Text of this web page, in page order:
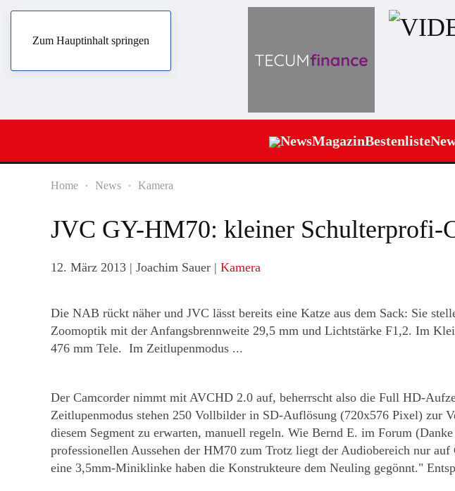
Zum Hauptinhalt springen
NewsMagazinBestenliste
Home News Kamera
JVC GY-HM70: kleiner Schulterprofi-
12. März 2013 | Joachim Sauer | Kamera
Die NAB rückt näher und JVC lässt bereits eine Katze aus dem Sack: Sie
Zoomoptik mit der Anfangsbrennweite 29,5 mm und Lichtstärke F1,2. Im
476 mm Tele. Im Zeitlupenmodus ...
Der Camcorder nimmt mit AVCHD 2.0 auf, beherrscht also die Full HD-
Zeitlupenmodus stehen 250 Vollbilder in SD-Auflösung (720x576 Pixel) zur
diesem Segment zu erwarten, manuell regeln. Wie Bernd E. im Forum
professionellen Aussehen der HM70 zum Trotz liegt der Audiobereich nur
eine 3,5mm-Miniklinke haben die Konstrukteure dem Neuling gegönnt."